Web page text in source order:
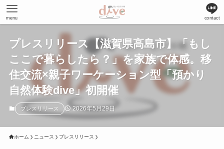
contact
menu
プレスリリース【滋賀県高島市】「もし
ここで暮らしたら？」を家族で体感。移
住交流×親子ワーケーション型「預かり
自然体験dive」初開催
プレスリリース 2026年5月29日
ホーム ニュース プレスリリース